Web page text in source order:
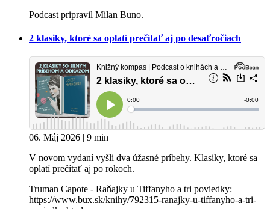
Podcast pripravil Milan Buno.
2 klasiky, ktoré sa oplatí prečítať aj po desaťročiach
06. Máj 2026 | 9 min
V novom vydaní vyšli dva úžasné príbehy. Klasiky, ktoré sa
oplatí prečítať aj po rokoch.
Truman Capote - Raňajky u Tiffanyho a tri poviedky:
https://www.bux.sk/knihy/792315-ranajky-u-tiffanyho-a-tri-